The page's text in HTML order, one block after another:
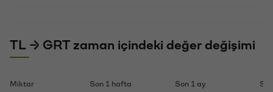
TL → GRT zaman içindeki değer değişimi
Miktar Son 1 hafta Son 1 ay